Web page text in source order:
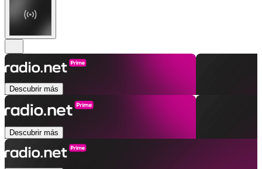
Descubrir más
Descubrir más